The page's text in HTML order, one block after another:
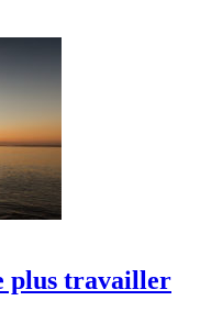
plus travailler